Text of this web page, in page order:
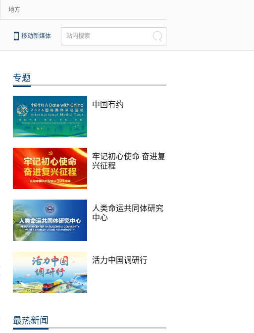
地方
移动新媒体 站内搜索
专题
中国有约
牢记初心使命 奋进复
兴征程
人类命运共同体研究
中心
活力中国调研行
最热新闻